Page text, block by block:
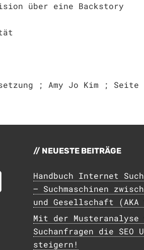
über eine Backstory
; Amy Jo Kim ;
NEUESTE BEITRÄGE
Handbuch Internet
– Suchmaschinen
und Gesellschaft (AKA
Mit der Musteranalyse
Suchanfragen die SEO
steigern!